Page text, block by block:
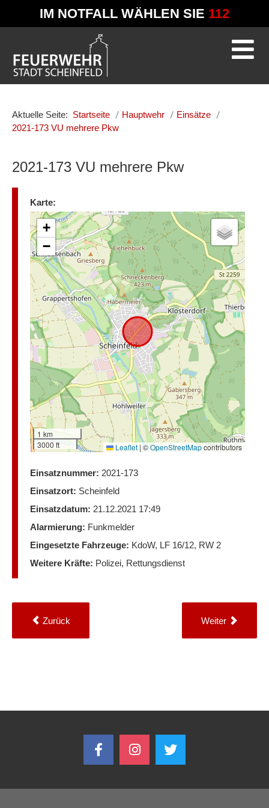
IM NOTFALL WÄHLEN SIE 112
Aktuelle Seite: Startseite Hauptwehr
Einsätze
2021-173 VU mehrere Pkw
2021-173 VU mehrere Pkw
Karte:
+
−
1 km
3000 ft
Leaflet |©OpenStreetMapcontributors
Einsatznummer: 2021-173
Einsatzort: Scheinfeld
Einsatzdatum: 21.12.2021 17:49
Alarmierung: Funkmelder
Eingesetzte Fahrzeuge: KdoW, LF 16/12, RW 2
Weitere Kräfte: Polizei, Rettungsdienst
Zurück Weiter